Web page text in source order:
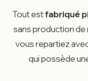
Tout estfabriqué
sans production de
vous repartiez
qui possède